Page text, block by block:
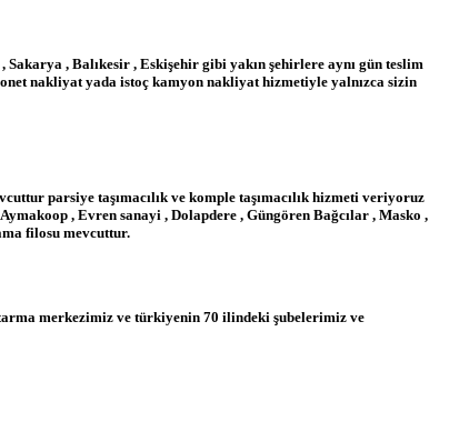
, Balıkesir , Eskişehir gibi yakın şehirlere aynı gün teslim
nakliyat yada istoç kamyon nakliyat hizmetiyle yalnızca sizin
parsiye taşımacılık ve komple taşımacılık hizmeti veriyoruz
, Evren sanayi , Dolapdere , Güngören Bağcılar , Masko ,
filosu mevcuttur.
merkezimiz ve türkiyenin 70 ilindeki şubelerimiz ve